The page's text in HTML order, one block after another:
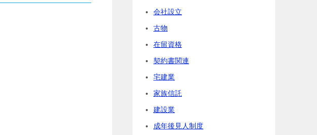
会社設立
古物
在留資格
契約書関連
宅建業
家族信託
建設業
成年後見人制度